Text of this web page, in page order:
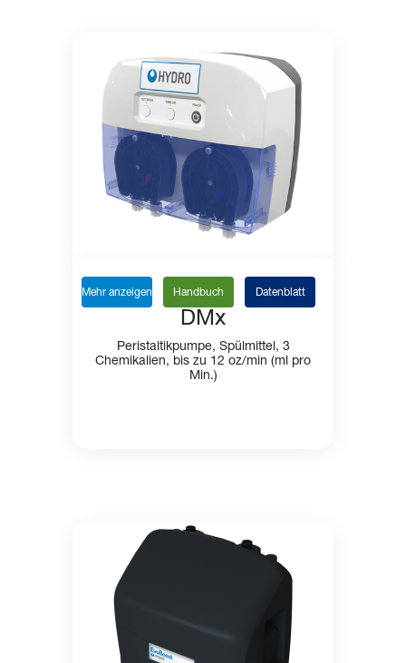
Mehr anzeigen Handbuch Datenblatt
DMx
Peristaltikpumpe, Spülmittel, 3
Chemikalien, bis zu 12 oz/min (ml pro
Min.)